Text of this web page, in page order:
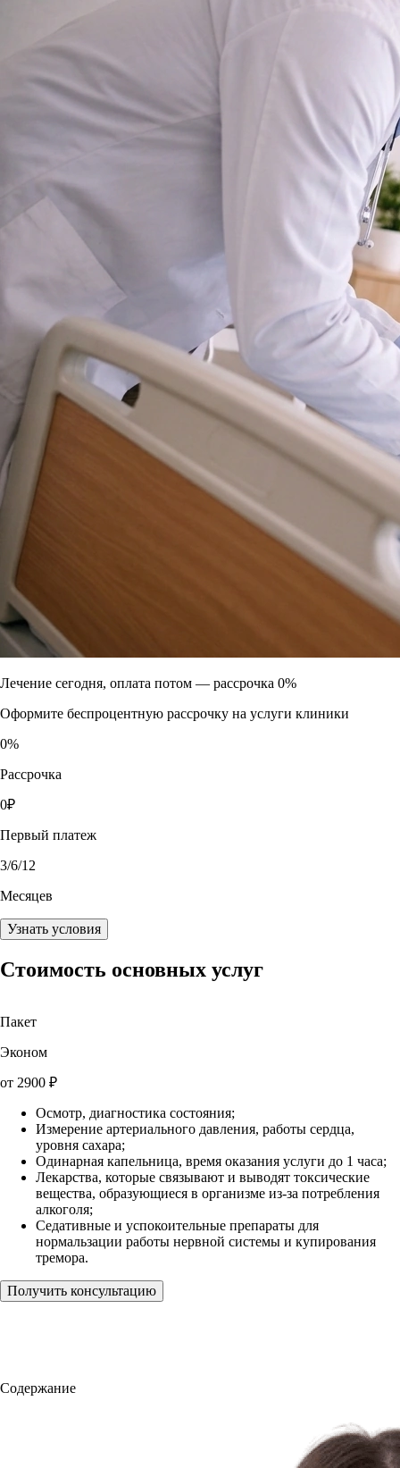
Лечение сегодня, оплата потом — рассрочка 0%
Оформите беспроцентную рассрочку на услуги клиники
0%
Рассрочка
0₽
Первый платеж
3/6/12
Месяцев
Узнать условия
Стоимость основных услуг
Пакет
Эконом
от 2900 ₽
Осмотр, диагностика состояния;
Измерение артериального давления, работы сердца,
уровня сахара;
Одинарная капельница, время оказания услуги до 1 часа;
Лекарства, которые связывают и выводят токсические
вещества, образующиеся в организме из-за потребления
алкоголя;
Седативные и успокоительные препараты для
нормальзации работы нервной системы и купирования
тремора.
Получить консультацию
Содержание